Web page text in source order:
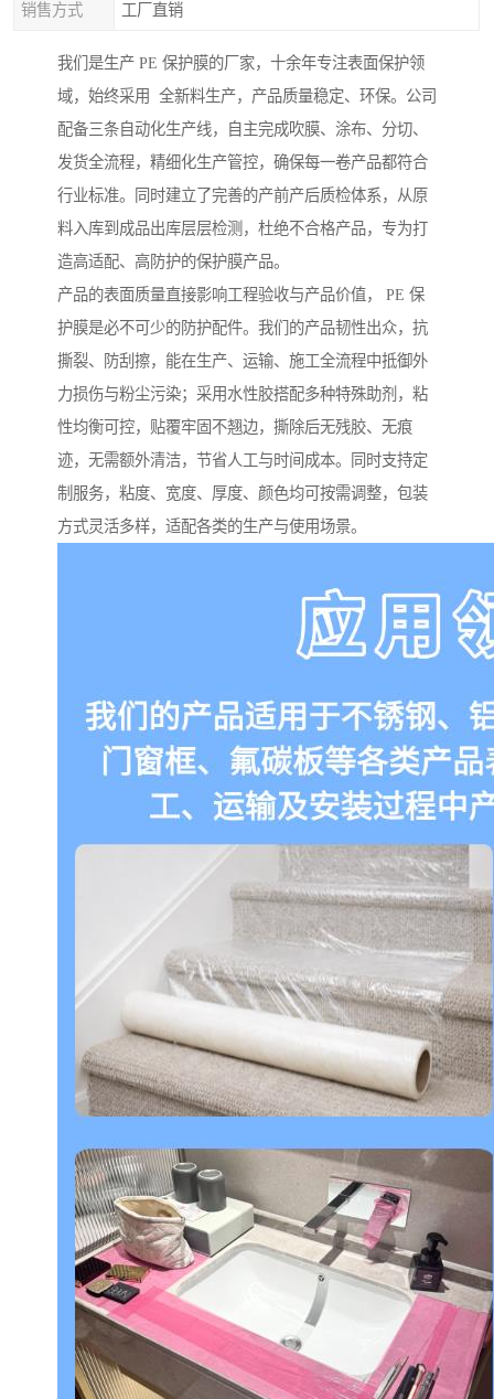
销售方式 工厂直销
我们是生产 PE 保护膜的厂家，十余年专注表面保护领
域，始终采用 全新料生产，产品质量稳定、环保。公司
配备三条自动化生产线，自主完成吹膜、涂布、分切、
发货全流程，精细化生产管控，确保每一卷产品都符合
行业标准。同时建立了完善的产前产后质检体系，从原
料入库到成品出库层层检测，杜绝不合格产品，专为打
造高适配、高防护的保护膜产品。
产品的表面质量直接影响工程验收与产品价值， PE 保
护膜是必不可少的防护配件。我们的产品韧性出众，抗
撕裂、防刮擦，能在生产、运输、施工全流程中抵御外
力损伤与粉尘污染；采用水性胶搭配多种特殊助剂，粘
性均衡可控，贴覆牢固不翘边，撕除后无残胶、无痕
迹，无需额外清洁，节省人工与时间成本。同时支持定
制服务，粘度、宽度、厚度、颜色均可按需调整，包装
方式灵活多样，适配各类的生产与使用场景。